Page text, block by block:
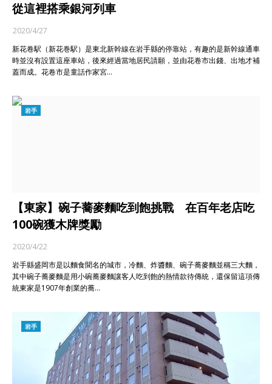
從這裡搭乘銀河列車
2020/4/27
新花卷駅（新花巻駅）是東北新幹線在岩手縣的停靠站，有趣的是新幹線通車
時並沒有設置這座車站，後來經過當地居民請願，並由花卷市出錢、出地才補
蓋而成。花卷市是童話作家宮…
岩手
【東家】碗子蕎麥麵吃到飽挑戰 在百年老店吃
100碗獲木牌獎勵
2020/4/22
岩手縣盛岡市是以麵食聞名的城市，冷麵、炸醬麵、碗子蕎麥麵並稱三大麵，
其中碗子蕎麥麵是用小碗蕎麥麵讓客人吃到飽的熱情款待傳統，還保留這項傳
統東家是1907年創業的蕎…
岩手